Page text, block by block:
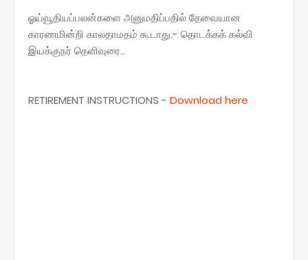
ஓய்வூதியப்பலன்களை அனுமதிப்பதில் தேவையான
காரணமின்றி காலதாமதம் கூடாது.- தொடக்கக் கல்வி
இயக்குநர் தெளிவுரை..
RETIREMENT INSTRUCTIONS - Download here